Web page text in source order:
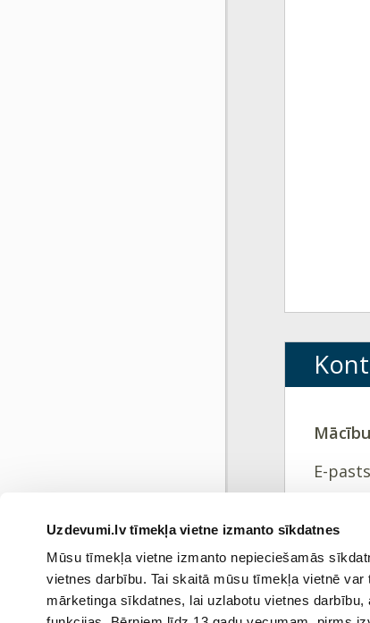
Uzdevumi.lv tīmekļa vietne izmanto sīkdatnes
Mūsu tīmekļa vietne izmanto nepieciešamās
vietnes darbību. Tai skaitā mūsu tīmekļa vietnē
mārketinga sīkdatnes, lai uzlabotu vietnes
E-
Tālrunis: